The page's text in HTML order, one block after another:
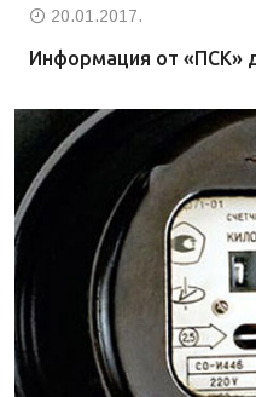
20.01.2017.
Информация от «ПСК»